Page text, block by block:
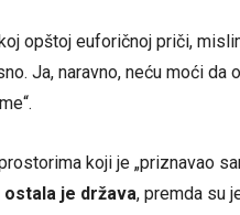
opštoj euforičnoj priči,
Ja, naravno, neću moći da
koji je „priznavao
je država, premda su